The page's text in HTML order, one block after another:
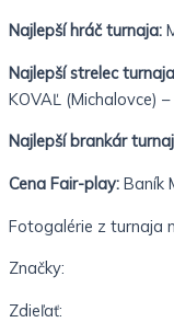
Najlepší hráč turnaja:
Najlepší strelec
KOVAĽ (Michalovce)
Najlepší brankár
Cena Fair-play: Baník
Fotogalérie z turnaja
Značky:
Zdieľať: